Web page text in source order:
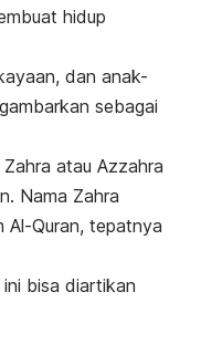
hidup
dan anak-
sebagai
atau Azzahra
Nama Zahra
Al-Quran, tepatnya
bisa diartikan